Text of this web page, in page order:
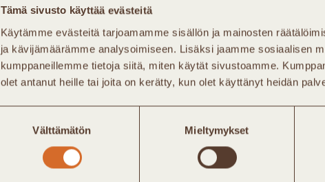
Tämä sivusto käyttää evästeitä
Käytämme evästeitä tarjoamamme sisällön ja mainosten
ja kävijämäärämme analysoimiseen. Lisäksi jaamme sosiaalisen
kumppaneillemme tietoja siitä, miten käytät sivustoamme.
olet antanut heille tai joita on kerätty, kun olet käyttänyt heidän
Välttämätön Mieltymykset
järjestelmän myynyt yritys.”
Energiayhtiöissä tunnistetaan, että taloyhtiöiden
ajankohtaisiin tietoihin. Laskelmissa esimerkiksi
väärin, useimmiten huomattavasti yläkanttiin. Myös
hintatietoja saatetaan käyttää kannattavuuden
tuote, vertailuhinnat tulisi tarkistaa aina alueen